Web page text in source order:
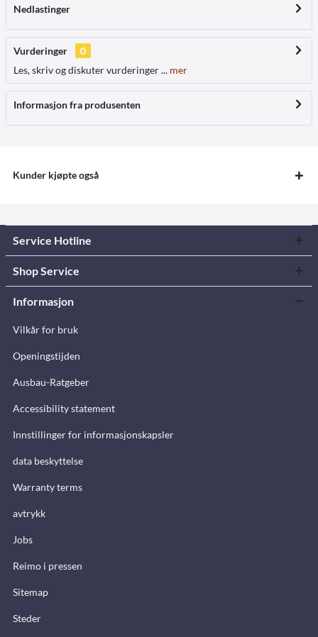
Nedlastinger
Vurderinger
0
Les, skriv og diskuter vurderinger ... mer
Informasjon fra produsenten
Kunder kjøpte også
Service Hotline
Shop Service
Informasjon
Vilkår for bruk
Openingstijden
Ausbau-Ratgeber
Accessibility statement
Innstillinger for informasjonskapsler
data beskyttelse
Warranty terms
avtrykk
Jobs
Reimo i pressen
Sitemap
Steder